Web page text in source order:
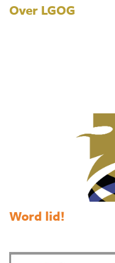
Over LGOG
Word lid!